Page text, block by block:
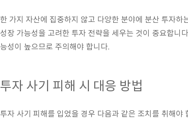
한 가지 자산에 집중하지 않고 다양한 분야에 분산 투자
성장 가능성을 고려한 투자 전략을 세우는 것이 중요합
능성이 높으므로 주의해야 합니다.
투자 사기 피해 시 대응 방법
투자 사기 피해를 입었을 경우 다음과 같은 조치를 취해야